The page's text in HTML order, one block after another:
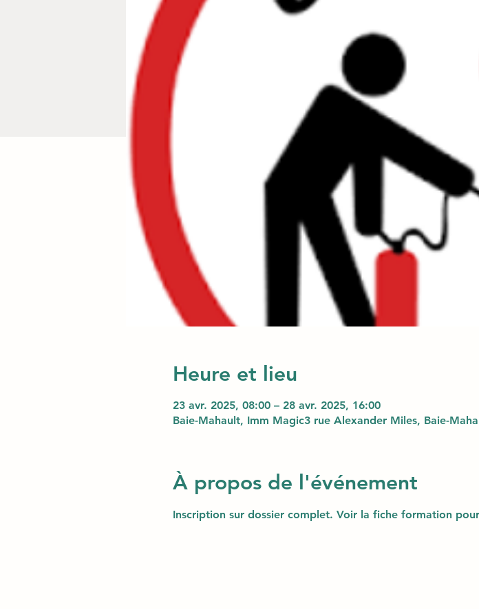
Heure et lieu
23 avr. 2025, 08:00 – 28 avr. 2025, 16:00
Baie-Mahault, Imm Magic3 rue Alexander Miles, Baie-
À propos de l'événement
Inscription sur dossier complet. Voir la fiche formation